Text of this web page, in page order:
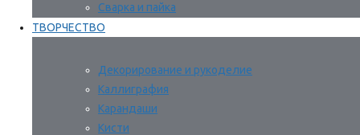
Сварка и пайка
ТВОРЧЕСТВО
Декорирование и рукоделие
Каллиграфия
Карандаши
Кисти